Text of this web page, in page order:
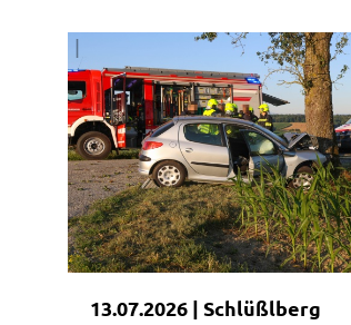
|
13.07.2026 | Schlüßlberg